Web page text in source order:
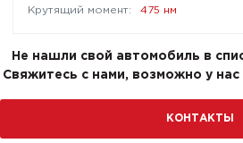
475 нм
Не нашли свой автомобиль в
Свяжитесь с нами, возможно у
КОНТАКТЫ